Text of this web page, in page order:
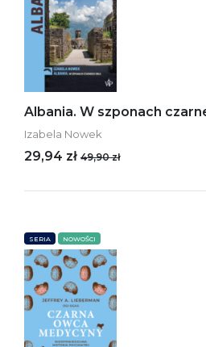
Albania. W szponach
Izabela Nowek
29,94 zł 49,90 zł
SERIA NOWOŚCI